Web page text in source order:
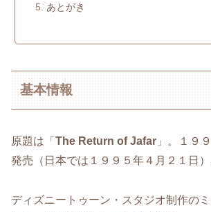
あとがき
基本情報
原題は「 The Return of Jafar 」。１９
発売（日本では１９９５年４月２１日）
ディズニートゥーン・スタジオ制作の